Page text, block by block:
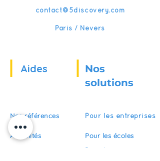
contact@5discovery.com
Paris / Nevers
Aides
Nos
solutions
Nos références
Actualités
Pour les entreprises
Pour les écoles